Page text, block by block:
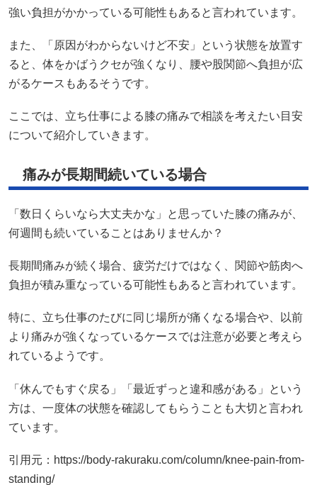
強い負担がかかっている可能性もあると言われています。
また、「原因がわからないけど不安」という状態を放置す
ると、体をかばうクセが強くなり、腰や股関節へ負担が広
がるケースもあるそうです。
ここでは、立ち仕事による膝の痛みで相談を考えたい目安
について紹介していきます。
痛みが長期間続いている場合
「数日くらいなら大丈夫かな」と思っていた膝の痛みが、
何週間も続いていることはありませんか？
長期間痛みが続く場合、疲労だけではなく、関節や筋肉へ
負担が積み重なっている可能性もあると言われています。
特に、立ち仕事のたびに同じ場所が痛くなる場合や、以前
より痛みが強くなっているケースでは注意が必要と考えら
れているようです。
「休んでもすぐ戻る」「最近ずっと違和感がある」という
方は、一度体の状態を確認してもらうことも大切と言われ
ています。
引用元： https://body-rakuraku.com/column/knee-pain-from-
standing/